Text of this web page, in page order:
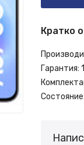
Кратко
Гарантия:
Состояние: